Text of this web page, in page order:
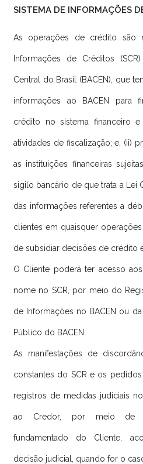
SISTEMA DE INFORMAÇÕES
As operações de crédito são
Informações de Créditos
Central do Brasil (BACEN), que
informações ao BACEN para
crédito no sistema financeiro
atividades de fiscalização; e, (ii)
as instituições financeiras
sigilo bancário de que trata a Lei
das informações referentes a
clientes em quaisquer
de subsidiar decisões de crédito
O Cliente poderá ter acesso
nome no SCR, por meio do
de Informações no BACEN ou
Público do BACEN.
As manifestações de
constantes do SCR e os
registros de medidas judiciais
ao Credor, por meio de
fundamentado do Cliente,
decisão judicial, quando for o